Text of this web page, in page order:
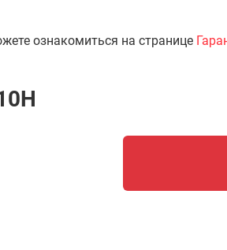
ознакомиться на странице